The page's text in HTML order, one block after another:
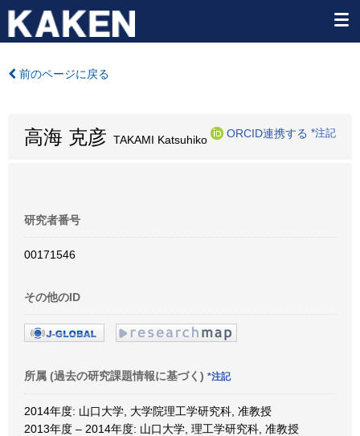
前のページに戻る
高海 克彦 TAKAMI Katsuhiko
ORCID連携する *注記
研究者番号
00171546
その他のID
所属 (過去の研究課題情報に基づく) *注記
2014年度: 山口大学, 大学院理工学研究科, 准教授
2013年度 – 2014年度: 山口大学, 理工学研究科, 准教授